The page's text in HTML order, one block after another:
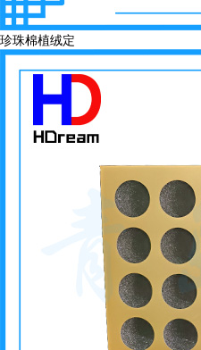
珍珠棉植绒定